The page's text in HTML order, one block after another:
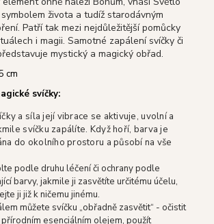
života a tudíž starodávným
Patří tak mezi nejdůležitější pomůcky
i magii. Samotné zapálení svíčky či
mystický a magický obřad.
cm
svíčky:
a síla její vibrace se aktivuje, uvolní a
svíčku zapálíte. Když hoří, barva je
do okolního prostoru a působí na vše
podle druhu léčení či ochrany podle
barvy, jakmile ji zasvětíte určitému účelu,
ji již k ničemu jinému.
můžete svíčku „obřadně zasvětit“ - očistit
esenciálním olejem, použít